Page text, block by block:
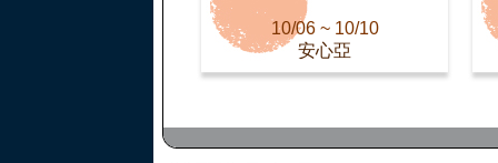
10/06 ~ 10/10
安心亞